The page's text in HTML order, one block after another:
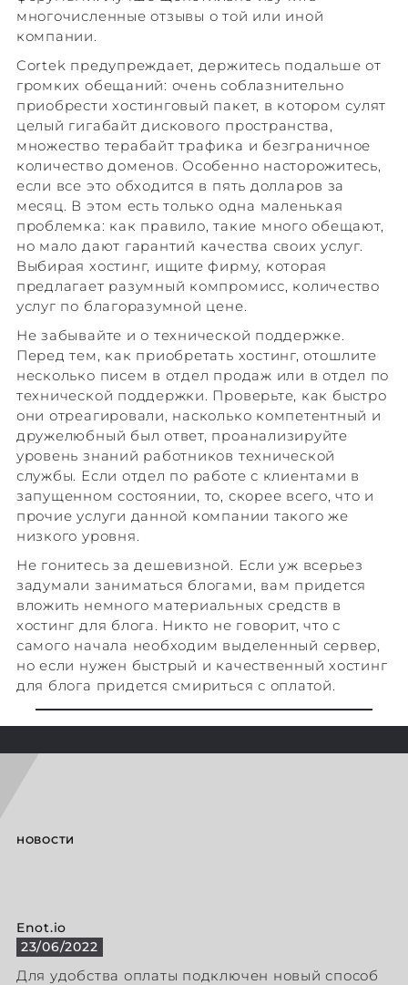
многочисленные отзывы о той или иной
компании.
Cortek предупреждает, держитесь подальше от
громких обещаний: очень соблазнительно
приобрести хостинговый пакет, в котором сулят
целый гигабайт дискового пространства,
множество терабайт трафика и безграничное
количество доменов. Особенно насторожитесь,
если все это обходится в пять долларов за
месяц. В этом есть только одна маленькая
проблемка: как правило, такие много обещают,
но мало дают гарантий качества своих услуг.
Выбирая хостинг, ищите фирму, которая
предлагает разумный компромисс, количество
услуг по благоразумной цене.
Не забывайте и о технической поддержке.
Перед тем, как приобретать хостинг, отошлите
несколько писем в отдел продаж или в отдел по
технической поддержки. Проверьте, как быстро
они отреагировали, насколько компетентный и
дружелюбный был ответ, проанализируйте
уровень знаний работников технической
службы. Если отдел по работе с клиентами в
запущенном состоянии, то, скорее всего, что и
прочие услуги данной компании такого же
низкого уровня.
Не гонитесь за дешевизной. Если уж всерьез
задумали заниматься блогами, вам придется
вложить немного материальных средств в
хостинг для блога. Никто не говорит, что с
самого начала необходим выделенный сервер,
но если нужен быстрый и качественный хостинг
для блога придется смириться с оплатой.
НОВОСТИ
Enot.io
23/06/2022
Для удобства оплаты подключен новый способ